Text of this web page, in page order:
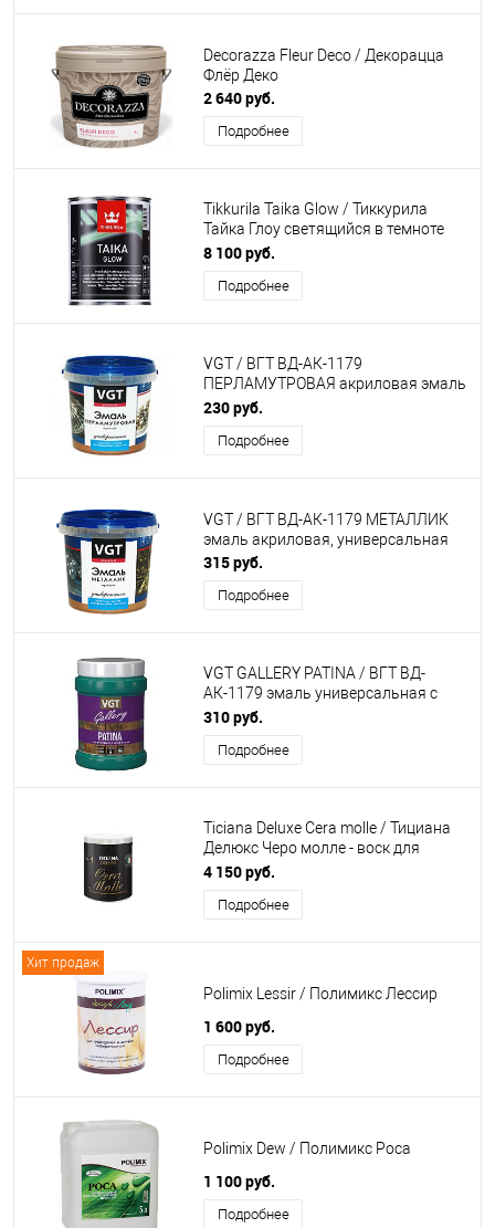
Decorazza Fleur Deco / Декорацца
Флёр Деко
2 640 руб.
Подробнее
Tikkurila Taika Glow / Тиккурила
Тайка Глоу светящийся в темноте
лак
8 100 руб.
Подробнее
VGT / ВГТ ВД-АК-1179
ПЕРЛАМУТРОВАЯ акриловая эмаль
универсальная
230 руб.
Подробнее
VGT / ВГТ ВД-АК-1179 МЕТАЛЛИК
эмаль акриловая, универсальная
315 руб.
Подробнее
VGT GALLERY PATINA / ВГТ ВД-
АК-1179 эмаль универсальная с
эффектами
310 руб.
Подробнее
Ticiana Deluxe Cera molle / Тициана
Делюкс Черо молле - воск для
известковых штукатурок
4 150 руб.
Подробнее
Хит продаж
Polimix Lessir / Полимикс Лессир
1 600 руб.
Подробнее
Polimix Dew / Полимикс Роса
1 100 руб.
Подробнее